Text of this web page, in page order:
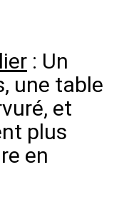
: Un
une table
et
plus
en